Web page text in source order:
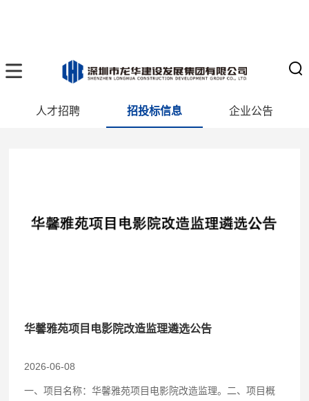
人才招聘 招投标信息 企业公告
华馨雅苑项目电影院改造监理遴选公告
2026-06-08
一、项目名称：华馨雅苑项目电影院改造监理。二、项目概